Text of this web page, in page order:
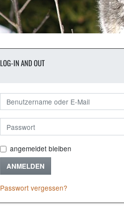
LOG-IN AND OUT
angemeldet bleiben
ANMELDEN
Passwort vergessen?